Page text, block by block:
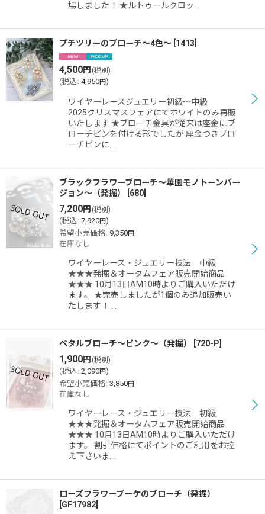
場しました！ ★ルトゥールクロッ…
プチツリーのブローチ〜4色〜 1413
4,500円 (税別)
(税込 : 4,950円)
ワイヤーレースジュエリー初級〜中級
2025クリスマスフェアにてホワイトのみ再販
いたします ★ブローチ金具が従来は座金にブ
ローチピンを付ける形でしたが 座金つきブロ
ーチピンに…
ブラックフラワーブローチ〜華園モノトーンバー
ジョン〜（発掘）
680
7,200円 (税別)
(税込 : 7,920円)
希望小売価格: 9,350円
在庫なし
ワイヤーレース・ジュエリー技法 中級
★★★発掘＆オータムフェア販売開始商品
★★★ 10月13日AM10時よりご購入いただけ
ます。 ★完売しましたが1個のみ追加販売い
たします！ …
ペタルブローチ〜ピンク〜（発掘） 720-P
1,900円 (税別)
(税込 : 2,090円)
希望小売価格: 3,850円
在庫なし
ワイヤーレース・ジュエリー技法 初級
★★★発掘＆オータムフェア販売開始商品
★★★ 10月13日AM10時よりご購入いただけ
ます。 割引価格にてポイントのご利用をお控
え下さいま…
ローズフラワーブーケのブローチ（発掘）
GF17982